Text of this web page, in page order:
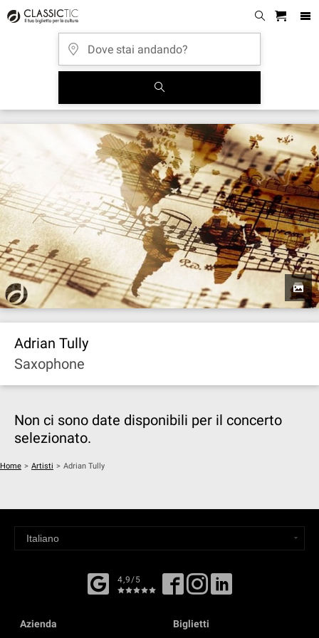
Adrian Tully
Saxophone
Non ci sono date disponibili per il concerto
selezionato.
Home > Artisti > Adrian Tully
4,9/5
Azienda Biglietti